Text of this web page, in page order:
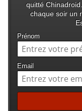
quitté
chaque soir un
Prénom
Email